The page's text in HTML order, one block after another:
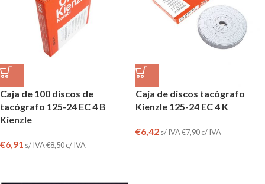
Caja de 100 discos de
tacógrafo 125-24 EC 4 B
Kienzle
€6,91 s/ IVA€8,50c/ IVA
Caja de discos tacógrafo
Kienzle 125-24 EC 4 K
€6,42s/ IVA€7,90c/ IVA